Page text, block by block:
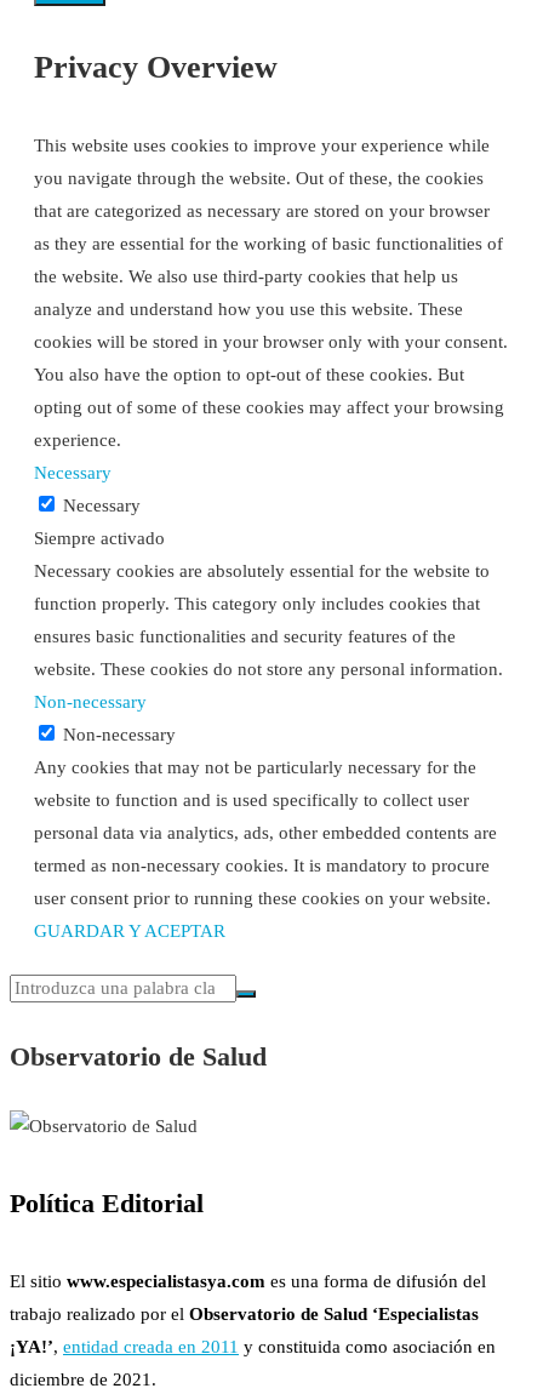
Privacy Overview
This website uses cookies to improve your experience while
you navigate through the website. Out of these, the cookies
that are categorized as necessary are stored on your browser
as they are essential for the working of basic functionalities of
the website. We also use third-party cookies that help us
analyze and understand how you use this website. These
cookies will be stored in your browser only with your consent.
You also have the option to opt-out of these cookies. But
opting out of some of these cookies may affect your browsing
experience.
Necessary
Necessary
Siempre activado
Necessary cookies are absolutely essential for the website to
function properly. This category only includes cookies that
ensures basic functionalities and security features of the
website. These cookies do not store any personal information.
Non-necessary
Non-necessary
Any cookies that may not be particularly necessary for the
website to function and is used specifically to collect user
personal data via analytics, ads, other embedded contents are
termed as non-necessary cookies. It is mandatory to procure
user consent prior to running these cookies on your website.
GUARDAR Y ACEPTAR
Observatorio de Salud
Política Editorial
El sitio www.especialistasya.com es una forma de difusión del
trabajo realizado por el Observatorio de Salud ‘Especialistas
¡YA!’, entidad creada en 2011 y constituida como asociación en
diciembre de 2021.